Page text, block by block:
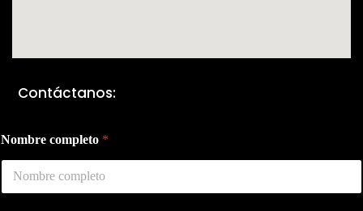
Contáctanos:
Nombre completo *